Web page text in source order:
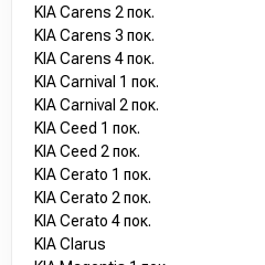
KIA Carens 2 пок.
KIA Carens 3 пок.
KIA Carens 4 пок.
KIA Carnival 1 пок.
KIA Carnival 2 пок.
KIA Ceed 1 пок.
KIA Ceed 2 пок.
KIA Cerato 1 пок.
KIA Cerato 2 пок.
KIA Cerato 4 пок.
KIA Clarus